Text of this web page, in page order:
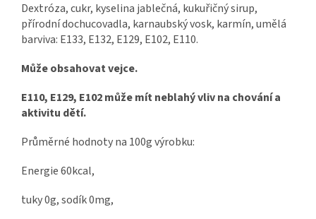
Dextróza, cukr, kyselina jablečná, kukuřičný sirup,
přírodní dochucovadla, karnaubský vosk, karmín, umělá
barviva: E133, E132, E129, E102, E110.
Může obsahovat vejce.
E110, E129, E102 může mít neblahý vliv na chování a
aktivitu dětí.
Průměrné hodnoty na 100g výrobku:
Energie 60kcal,
tuky 0g, sodík 0mg,